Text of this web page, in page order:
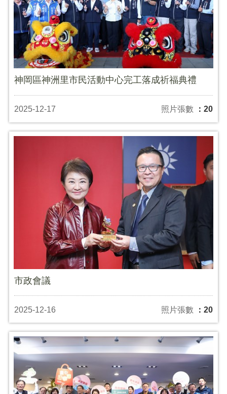
神岡區神洲里市民活動中心完工落成祈福典禮
2025-12-17 照片張數 ：20
市政會議
2025-12-16 照片張數 ：20